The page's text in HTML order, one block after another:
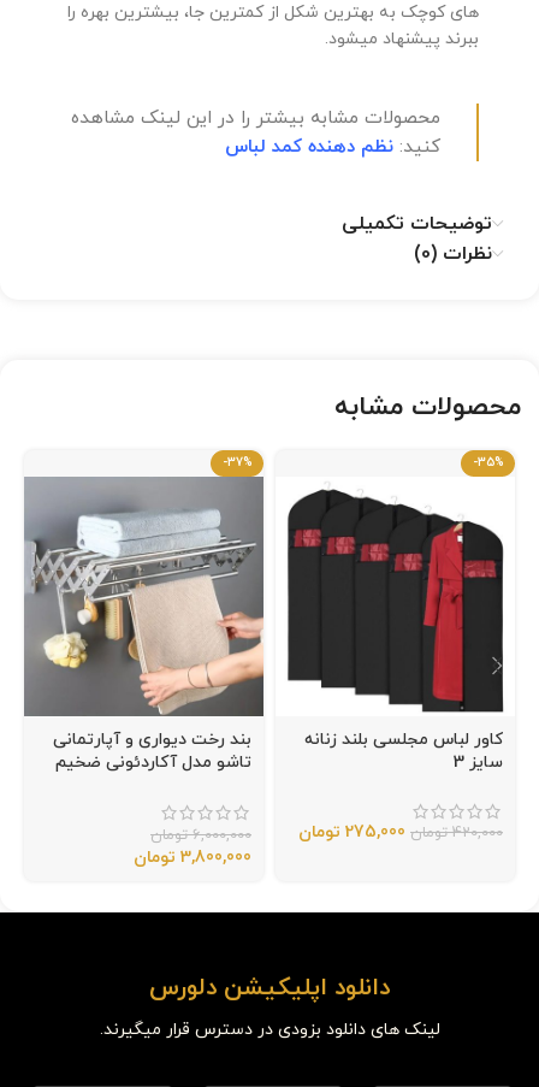
های کوچک به بهترین شکل از کمترین جا، بیشترین بهره را
ببرند پیشنهاد میشود.
محصولات مشابه بیشتر را در این لینک مشاهده
کنید: نظم دهنده کمد لباس
توضیحات تکمیلی
نظرات (0)
محصولات مشابه
-35%
کاور لباس مجلسی بلند زنانه
سایز 3
420,000 تومان 275,000 تومان
-37%
بند رخت دیواری و آپارتمانی
تاشو مدل آکاردئونی ضخیم
6,000,000 تومان
3,800,000 تومان
دانلود اپلیکیشن دلورس
لینک های دانلود بزودی در دسترس قرار میگیرند.